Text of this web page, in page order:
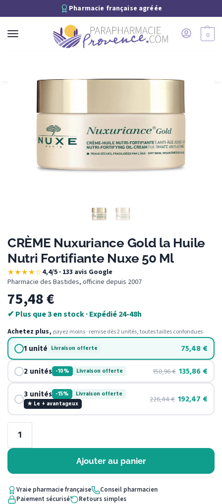
Pharmacie française agréée
0
CRÈME Nuxuriance Gold la Huile
Nutri Fortifiante Nuxe 50 Ml
★★★★☆4,4/5 · 133 avis Google·
Pharmacie des Bastides, officine depuis 2007
75,48€
✔ Plus que 3 en stock · Expédié 24-48h
Achetez plus, payez moins · remise dès 2 unités, toutes tailles confondues
1 unité Livraison offerte 75,48 €
2 unités -10% Livraison offerte 150,96€ 135,86 €
3 unités -15%
Livraison offerte
★ Le + avantageux
226,44€ 192,47 €
Ajouter au panier
Vraie pharmacie française
Conseil pharmacien
Paiement sécurisé
Retours simples